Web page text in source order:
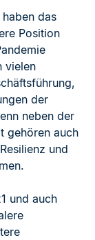
das
Position
vielen
der
neben der
gehören auch
und
und auch